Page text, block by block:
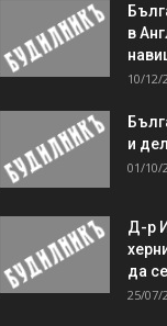
в
10/12/
и
01/10/
Д-р
да
25/07/